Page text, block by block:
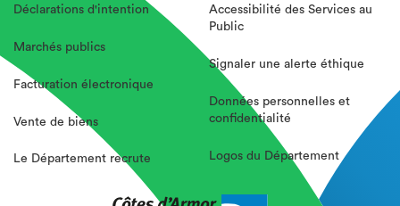
Déclarations d'intention
Marchés publics
Facturation électronique
Vente de biens
Le Département recrute
Accessibilité des Services au
Public
Signaler une alerte éthique
Données personnelles et
confidentialité
Logos du Département